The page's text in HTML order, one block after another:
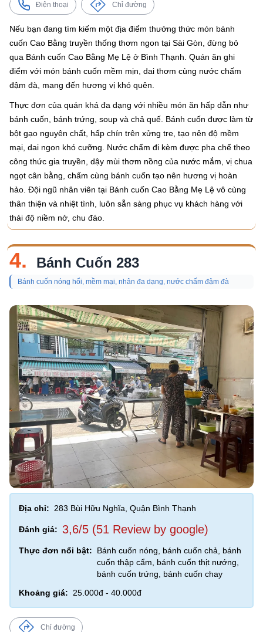
Điện thoại Chỉ đường
Nếu bạn đang tìm kiếm một địa điểm thưởng thức món bánh
cuốn Cao Bằng truyền thống thơm ngon tại Sài Gòn, đừng bỏ
qua Bánh cuốn Cao Bằng Mẹ Lệ ở Bình Thạnh. Quán ăn ghi
điểm với món bánh cuốn mềm mịn, dai thơm cùng nước chấm
đậm đà, mang đến hương vị khó quên.
Thực đơn của quán khá đa dạng với nhiều món ăn hấp dẫn như
bánh cuốn, bánh trứng, soup và chả quế. Bánh cuốn được làm từ
bột gạo nguyên chất, hấp chín trên xửng tre, tạo nên độ mềm
mại, dai ngon khó cưỡng. Nước chấm đi kèm được pha chế theo
công thức gia truyền, dậy mùi thơm nồng của nước mắm, vị chua
ngọt cân bằng, chấm cùng bánh cuốn tạo nên hương vị hoàn
hảo. Đội ngũ nhân viên tại Bánh cuốn Cao Bằng Mẹ Lệ vô cùng
thân thiện và nhiệt tình, luôn sẵn sàng phục vụ khách hàng với
thái độ niềm nở, chu đáo.
4. Bánh Cuốn 283
Bánh cuốn nóng hổi, mềm mại, nhân đa dạng, nước chấm đậm đà
Địa chỉ: 283 Bùi Hữu Nghĩa, Quận Bình Thạnh
Đánh giá: 3,6/5 (51 Review by google)
Thực đơn nổi bật:
Bánh cuốn nóng, bánh cuốn chả, bánh
cuốn thập cẩm, bánh cuốn thịt nướng,
bánh cuốn trứng, bánh cuốn chay
Khoảng giá:
25.000đ - 40.000đ
Chỉ đường